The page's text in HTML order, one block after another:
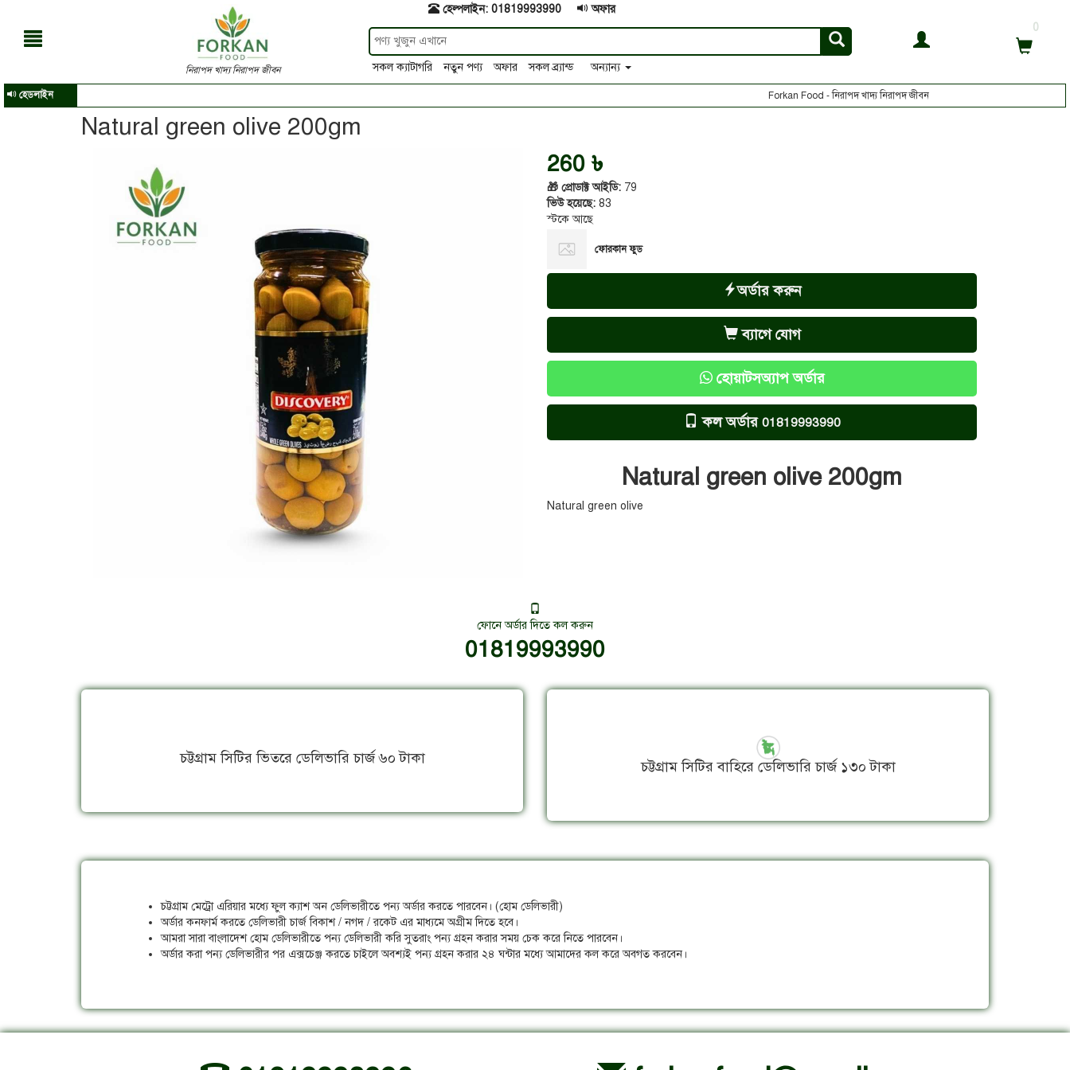
হেল্পলাইন: 01819993990 অফার
নিরাপদ খাদ্য নিরাপদ জীবন
0
সকল ক্যাটাগরি নতুন পণ্য অফার সকল ব্র্যান্ড অন্যান্য
হেডলাইন Forkan Food - নিরাপদ খাদ্য নিরাপদ জীবন
Natural green olive 200gm
260 ৳
🎁 প্রোডাক্ট আইডি: 79
ভিউ হয়েছে: 83
স্টকে আছে
ফোরকান ফুড
অর্ডার করুন
ব্যাগে যোগ
হোয়াটসঅ্যাপ অর্ডার
কল অর্ডার 01819993990
Natural green olive 200gm
Natural green olive
ফোনে অর্ডার দিতে কল করুন
01819993990
চট্টগ্রাম সিটির ভিতরে ডেলিভারি চার্জ ৬০ টাকা চট্টগ্রাম সিটির বাহিরে ডেলিভারি চার্জ ১৩০ টাকা
চট্টগ্রাম মেট্রো এরিয়ার মধ্যে ফুল ক্যাশ অন ডেলিভারীতে পন্য অর্ডার করতে পারবেন। (হোম ডেলিভারী)
অর্ডার কনফার্ম করতে ডেলিভারী চার্জ বিকাশ / নগদ / রকেট এর মাধ্যমে অগ্রীম দিতে হবে।
আমরা সারা বাংলাদেশ হোম ডেলিভারীতে পন্য ডেলিভারী করি সুতরাং পন্য গ্রহন করার সময় চেক করে নিতে পারবেন।
অর্ডার করা পন্য ডেলিভারীর পর এক্সচেঞ্জ করতে চাইলে অবশ্যই পন্য গ্রহন করার ২৪ ঘন্টার মধ্যে আমাদের কল করে অবগত করবেন।